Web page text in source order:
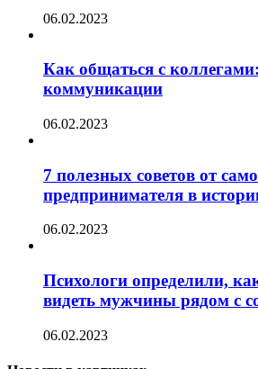
06.02.2023
Как общаться с
коммуникации
06.02.2023
7 полезных советов от
предпринимателя в
06.02.2023
Психологи определили,
видеть мужчины рядом с
06.02.2023